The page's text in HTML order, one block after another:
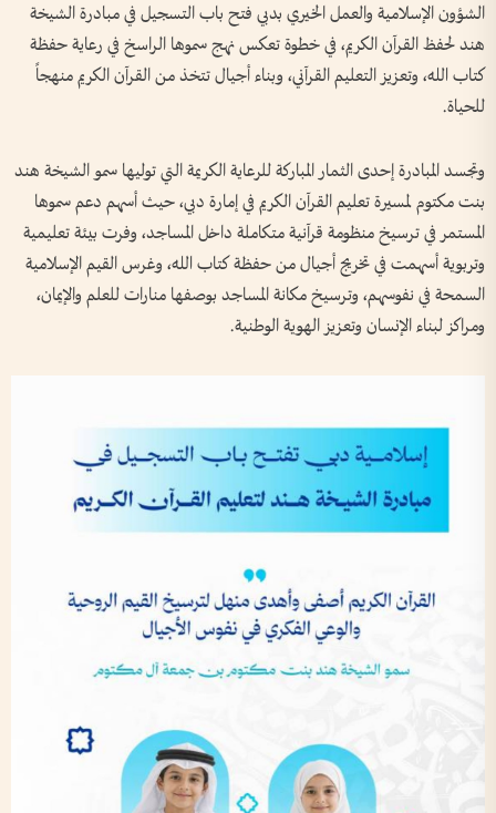
الشؤون الإسلامية والعمل الخيري بدبي فتح باب التسجيل في مبادرة الشيخة
هند لحفظ القرآن الكريم، في خطوة تعكس نهج سموها الراسخ في رعاية حفظة
كتاب الله، وتعزيز التعليم القرآني، وبناء أجيال تتخذ من القرآن الكريم منهجاً
للحياة.
وتجسد المبادرة إحدى الثمار المباركة للرعاية الكريمة التي توليها سمو الشيخة هند
بنت مكتوم لمسيرة تعليم القرآن الكريم في إمارة دبي، حيث أسهم دعم سموها
المستمر في ترسيخ منظومة قرآنية متكاملة داخل المساجد، وفرت بيئة تعليمية
وتربوية أسهمت في تخريج أجيال من حفظة كتاب الله، وغرس القيم الإسلامية
السمحة في نفوسهم، وترسيخ مكانة المساجد بوصفها منارات للعلم والإيمان،
ومراكز لبناء الإنسان وتعزيز الهوية الوطنية.